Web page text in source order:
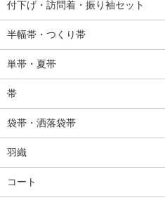
付下げ・訪問着・振り袖セット
半幅帯・つくり帯
単帯・夏帯
帯
袋帯・洒落袋帯
羽織
コート